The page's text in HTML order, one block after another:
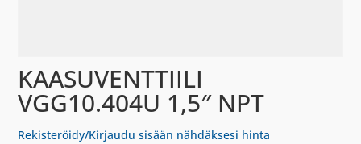
KAASUVENTTIILI
VGG10.404U 1,5″ NPT
Rekisteröidy/Kirjaudu sisään nähdäksesi hinta